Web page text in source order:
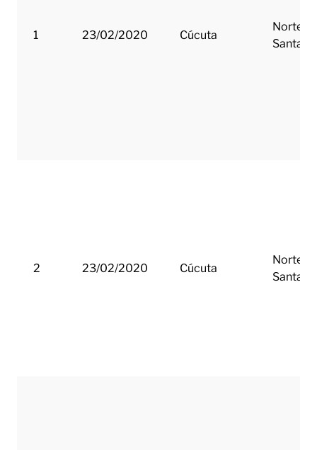
1 23/02/2020 Cúcuta
Norte
2 23/02/2020 Cúcuta
Norte